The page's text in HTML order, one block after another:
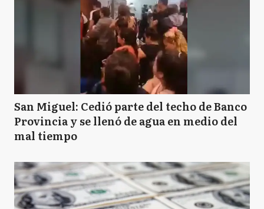
San Miguel: Cedió parte del techo de Banco
Provincia y se llenó de agua en medio del
mal tiempo